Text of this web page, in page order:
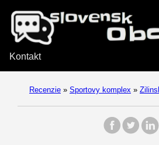
Kontakt
Recenzie » Sportovy komplex »